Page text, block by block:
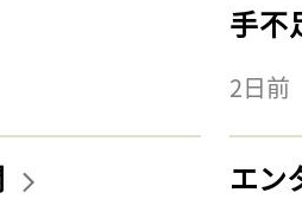
手不
2日前
エン